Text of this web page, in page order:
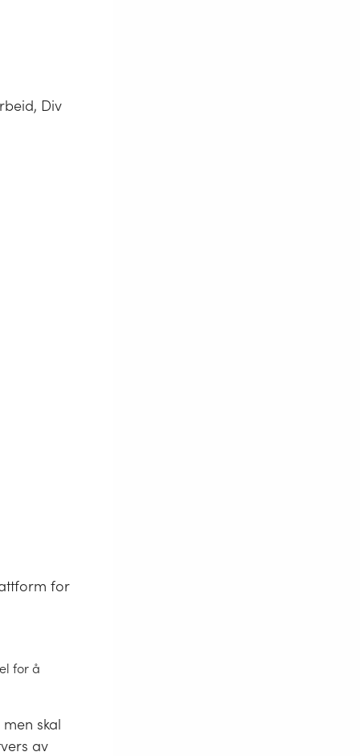
Div
for
for å
skal
av